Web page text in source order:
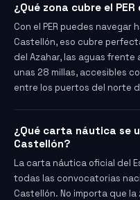
¿Qué zona cubre el
Con el PER puedes navegar
Castellón, eso cubre
del Azahar, las aguas frente
unas 28 millas, accesibles
entre los puertos del norte
¿Qué carta náutica se
Castellón?
La carta náutica oficial del
todas las convocatorias
Castellón. No importa que